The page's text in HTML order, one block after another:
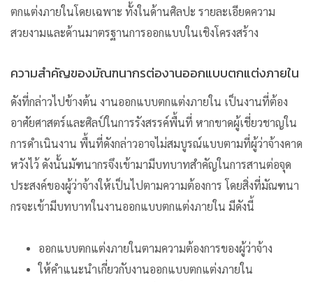
ตกแต่งภายในโดยเฉพาะ ทั้งในด้านศิลปะ รายละเอียดความ
สวยงามและด้านมาตรฐานการออกแบบในเชิงโครงสร้าง
ความสำคัญของมัณฑนากรต่องานออกแบบตกแต่งภายใน
ดังที่กล่าวไปข้างต้น งานออกแบบตกแต่งภายใน เป็นงานที่ต้อง
อาศัยศาสตร์และศิลป์ในการรังสรรค์พื้นที่ หากขาดผู้เชี่ยวชาญใน
การดำเนินงาน พื้นที่ดังกล่าวอาจไม่สมบูรณ์แบบตามที่ผู้ว่าจ้างคาด
หวังไว้ ดังนั้นมัฑนากรจึงเข้ามามีบทบาทสำคัญในการสานต่อจุด
ประสงค์ของผู้ว่าจ้างให้เป็นไปตามความต้องการ โดยสิ่งที่มัณฑนา
กรจะเข้ามีบทบาทในงานออกแบบตกแต่งภายใน มีดังนี้
ออกแบบตกแต่งภายในตามความต้องการของผู้ว่าจ้าง
ให้คำแนะนำเกี่ยวกับงานออกแบบตกแต่งภายใน